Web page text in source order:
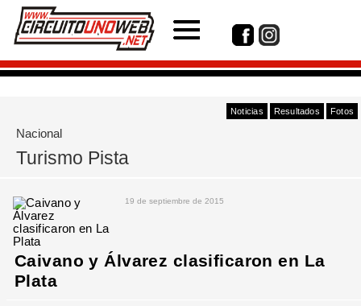
Noticias Resultados Fotos
Nacional
Turismo Pista
19 de septiembre de 2015
Caivano y Álvarez clasificaron en La
Plata